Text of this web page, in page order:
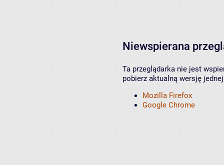
Niewspierana
Ta przeglądarka nie jest
pobierz aktualną wersję
Mozilla Firefox
Google Chrome